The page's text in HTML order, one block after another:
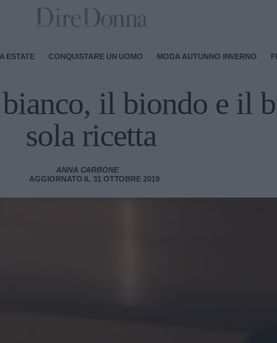
ESTATE CONQUISTARE UN UOMO MODA AUTUNNO INVERNO
il biondo e il
sola ricetta
ANNA CARBONE
AGGIORNATO IL 31 OTTOBRE 2019